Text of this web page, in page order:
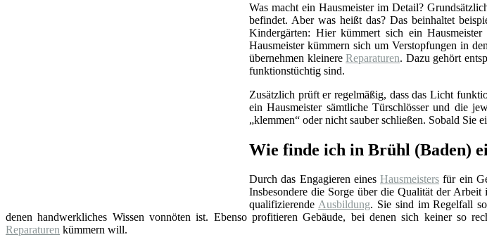
Was macht ein Hausmeister im Detail?
befindet. Aber was heißt das? Das beinhaltet
Kindergärten: Hier kümmert sich ein
Hausmeister kümmern sich um Verstopfungen in
übernehmen kleinereReparaturen. Dazu gehört
funktionstüchtig sind.
Zusätzlich prüft er regelmäßig, dass das Licht
ein Hausmeister sämtliche Türschlösser und die
„klemmen“ oder nicht sauber schließen. Sobald Sie
Wie finde ich in Brühl (Baden)
Durch das Engagieren eines Hausmeisters für ein
Insbesondere die Sorge über die Qualität der Arbeit
qualifizierende Ausbildung. Sie sind im Regelfall
denen handwerkliches Wissen vonnöten ist. Ebenso profitieren Gebäude, bei denen sich keiner so
Reparaturen kümmern will.